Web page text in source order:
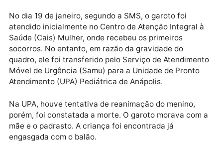
Em janeiro deste ano, um garoto de 7 anos morreu
depois de se engasgar com um balão de festa, em
Anápolis, a 55 km de Goiânia. Segundo a Secretaria
Municipal de Saúde (SMS) da cidade, a criança
por duas unidades de saúde até a confirmação do
óbito.
No dia 19 de janeiro, segundo a SMS, o garoto foi
atendido inicialmente no Centro de Atenção Integral
Saúde (Cais) Mulher, onde recebeu os primeiros
socorros. No entanto, em razão da gravidade do